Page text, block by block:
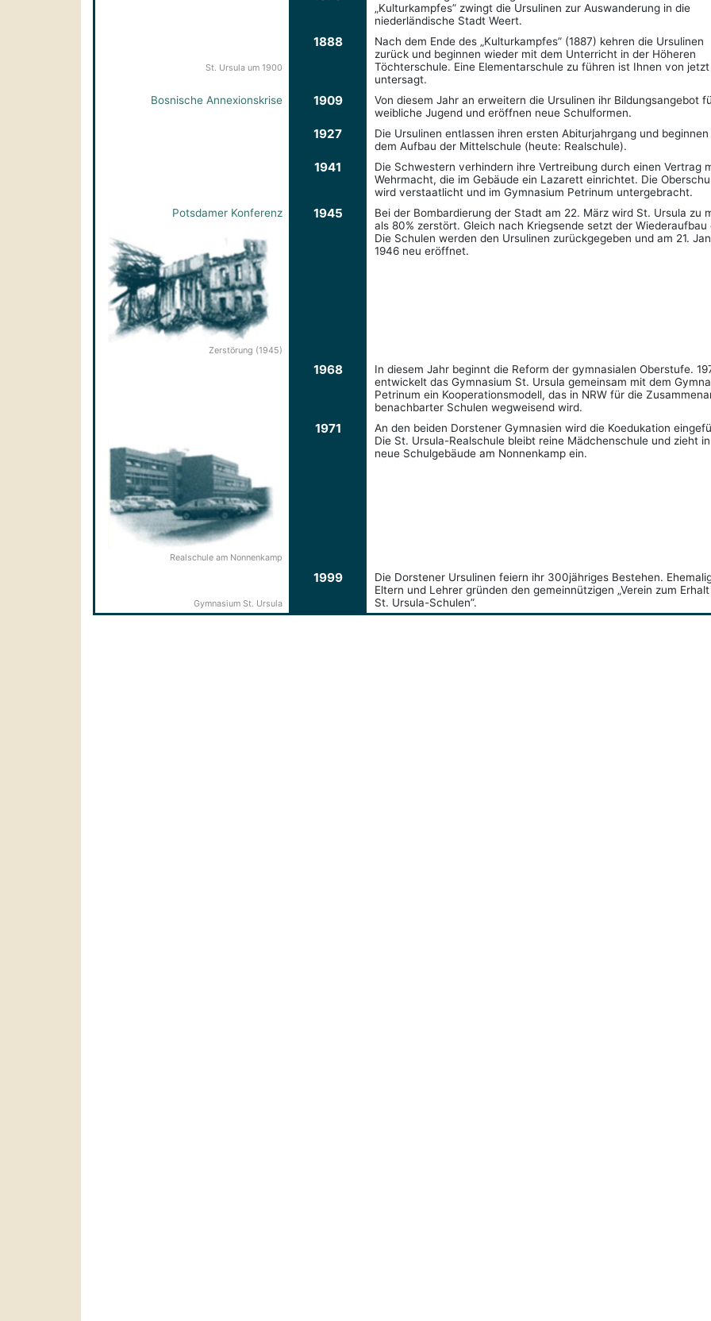
„Kulturkampfes” zwingt die Ursulinen zur Auswanderung in die
niederländische Stadt Weert.
St. Ursula um 1900
1888
Nach dem Ende des „Kulturkampfes” (1887) kehren die Ursulinen
zurück und beginnen wieder mit dem Unterricht in der Höheren
Töchterschule. Eine Elementarschule zu führen ist Ihnen von
untersagt.
Bosnische Annexions­krise
1909
Von diesem Jahr an erweitern die Ursulinen ihr Bildungsangebot
weibliche Jugend und eröffnen neue Schulformen.
1927
Die Ursulinen entlassen ihren ersten Abiturjahrgang und
dem Aufbau der Mittelschule (heute: Realschule).
1941
Die Schwestern verhindern ihre Vertreibung durch einen Vertrag
Wehrmacht, die im Gebäude ein Lazarett einrichtet. Die
wird verstaatlicht und im Gymnasium Petrinum untergebracht.
Potsdamer Konferenz
Zerstörung (1945)
1945
Bei der Bombardierung der Stadt am 22. März wird St. Ursula zu
als 80% zerstört. Gleich nach Kriegsende setzt der Wiederaufbau
Die Schulen werden den Ursulinen zurückgegeben und am 21.
1946 neu eröffnet.
1968
In diesem Jahr beginnt die Reform der gymnasialen Oberstufe.
entwickelt das Gymnasium St. Ursula gemeinsam mit dem
Petrinum ein Kooperationsmodell, das in NRW für die
benachbarter Schulen wegweisend wird.
Realschule am Nonnenkamp
1971
An den beiden Dorstener Gymnasien wird die Koedukation
Die St. Ursula-Realschule bleibt reine Mädchenschule und zieht
neue Schulgebäude am Nonnenkamp ein.
Gymnasium St. Ursula
1999
Die Dorstener Ursulinen feiern ihr 300jähriges Bestehen.
Eltern und Lehrer gründen den gemeinnützigen „Verein zum
St. Ursula-Schulen”.